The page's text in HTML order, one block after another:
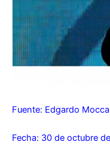
Fuente: Edgardo
Fecha: 30 de octubre